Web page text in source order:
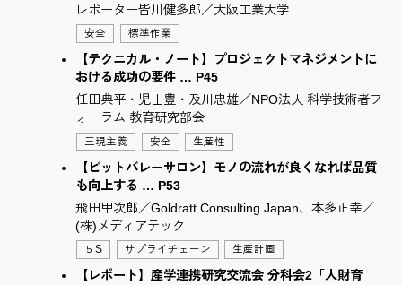
レポーター皆川健多郎／大阪工業大学
安全 標準作業
【テクニカル・ノート】プロジェクトマネジメントに
おける成功の要件 … P45
任田典平・児山豊・及川忠雄／NPO法人 科学技術者フ
ォーラム 教育研究部会
三現主義 安全 生産性
【ビットバレーサロン】モノの流れが良くなれば品質
も向上する … P53
飛田甲次郎／Goldratt Consulting Japan、本多正幸／
(株)メディアテック
５S サプライチェーン 生産計画
【レポート】産学連携研究交流会 分科会2「人財育